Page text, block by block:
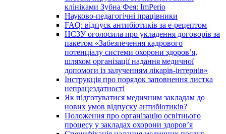
клініками Зубна Фея: ImPerio
Науково-педагогічні працівники
FAQ: відпуск антибіотиків за е-рецептом
НСЗУ оголосила про укладення договорів за
пакетом «Забезпечення кадрового
потенціалу системи охорони здоров’я,
шляхом організації надання медичної
допомоги із залученням лікарів-інтернів»
Інструкція про порядок заповнення листка
непрацездатності
Як підготуватися медичним закладам до
нових умов відпуску антибіотиків?
Положення про організацію освітнього
процесу у закладах охорони здоров’я